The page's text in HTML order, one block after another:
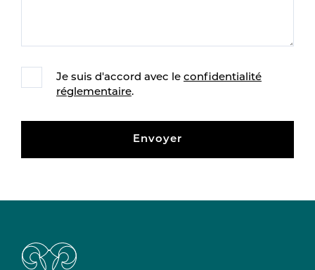
Je suis d'accord avec le confidentialité
réglementaire.
Envoyer